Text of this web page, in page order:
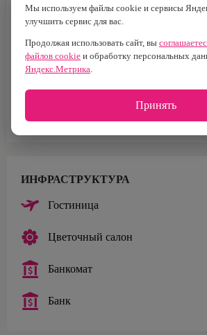
Построен
Тип здания
Бизнес-центр
ИНФРАСТРУКТУРА
Гостиница
Цветочный салон
Банкомат
Банк
Мы используем файлы cookie и сервисы
улучшить сервис для вас.
Продолжая использовать сайт, вы
файлов cookie и обработку персональных
Яндекс.Метрика
Принять